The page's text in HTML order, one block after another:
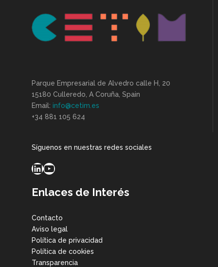
Parque Empresarial de Alvedro calle H, 20
15180 Culleredo, A Coruña, Spain
Email: info@cetim.es
+34 881 105 624
Síguenos en nuestras redes sociales
LinkedIn
YouTube
Enlaces de Interés
Contacto
Aviso legal
Política de privacidad
Política de cookies
Transparencia